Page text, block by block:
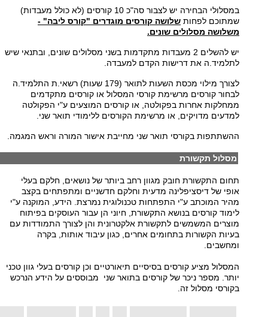
במסלולי הבחירה יש לצבור סה"כ 10 קורסים (לא כולל מעבדות)
שמתוכם לפחות שלושה קורסים מוגדרים "קורס ליבה" -
משלושה מסלולים שונים.
יש להשלים 2 מעבדות מתקדמות בשני מסלולים שונים, ובתנאי שיש
לתלמיד.ה את דרישות הקדם למעבדה.
לצורך מילוי מכסת השעות לתואר (179 שעות) רשאי.ת התלמיד.ה
לבחור קורסים מרשימת קורסי המסלול או קורסים מתקדמים
ממחלקות אחרות בפקולטה, או קורסים המוצעים ע"י הפקולטה
למדעים מדויקים, או מרשימת הקורסים ללימודי תואר שני.
ההשתתפות בקורסי תואר שני מחייבת אישור המורה וראש המגמה.
מסלול תקשורת
תחום התקשורת חובק מגוון רחב ביותר של נושאים, חלקם בעלי
אופי של דיסציפלינה מדעית וחלקם חדשניים ומתפתחים בקצב
מהיר המוכתב ע"י התפתחות טכנולוגית נמרצת. הידע, המוקנה ע"י
לימוד קורסים בנושא התקשורת, חיוני הן עבור העוסקים בפיתוח
מוצרים המשמשים לתקשורת אלקטרונית והן לצורך התמודדות עם
בעיות הקשורות בתחומים אחרים, כגון עיבוד אותות, בקרה
ומחשבים.
המסלול מציע קורסים בסיסיים תיאורטיים וכן קורסים בעלי גוון טכני
יותר. מספר ניכר של קורסים בתואר שני מבוססים על הידע הנרכש
בקורסי מסלול זה.